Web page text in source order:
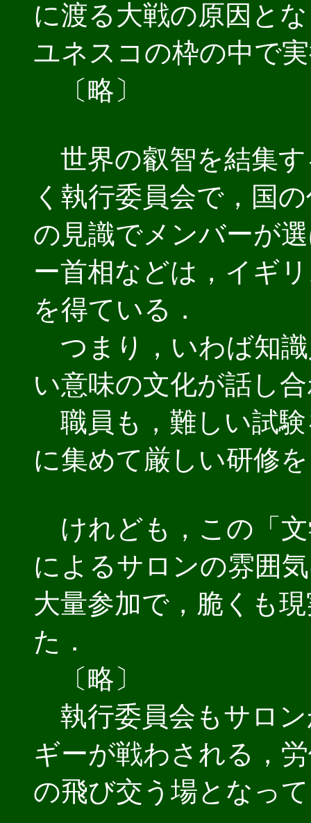
に渡る大戦の原因と
ユネスコの枠の中で
〔略〕
世界の叡智を結集す
く執行委員会で，国
の見識でメンバーが
ー首相などは，イギ
を得ている．
つまり，いわば知
い意味の文化が話し
職員も，難しい試
に集めて厳しい研修
けれども，この「文
によるサロンの雰囲
大量参加で，脆くも
た．
〔略〕
執行委員会もサロ
ギーが戦わされる，
の飛び交う場となっ